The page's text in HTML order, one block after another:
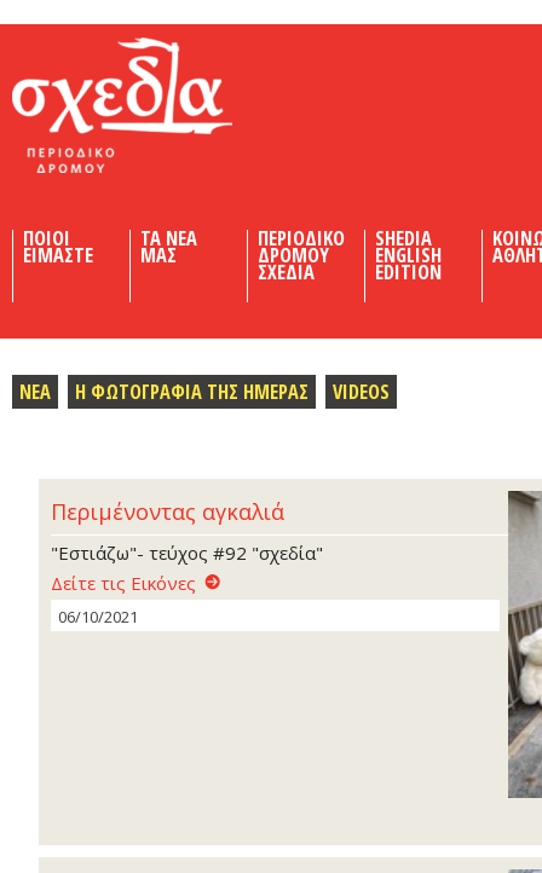
ΠΟΙΟΙ
ΕΙΜΑΣΤΕ
ΤΑ ΝΕΑ
ΜΑΣ
ΠΕΡΙΟΔΙΚΟ
ΔΡΟΜΟΥ
ΣΧΕΔΙΑ
SHEDIA
ENGLISH
EDITION
ΝΕΑ Η ΦΩΤΟΓΡΑΦΙΑ ΤΗΣ ΗΜΕΡΑΣ VIDEOS
Περιμένοντας αγκαλιά
"Εστιάζω"- τεύχος #92 "σχεδία"
Δείτε τις Εικόνες
06/10/2021